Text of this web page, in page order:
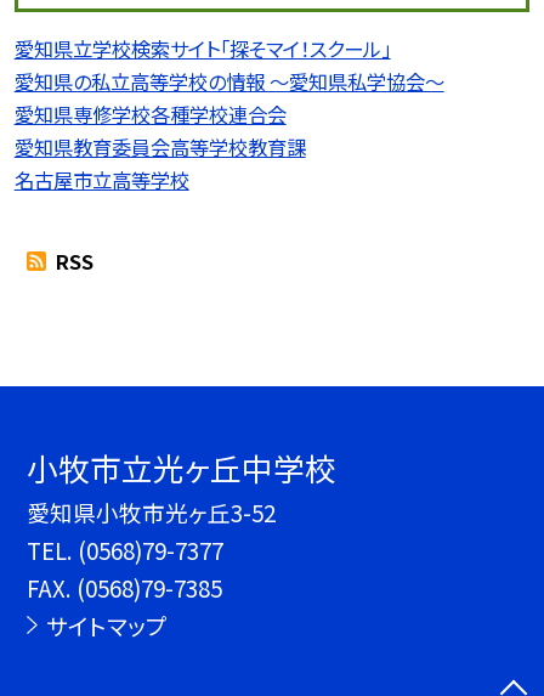
愛知県立学校検索サイト「探そマイ！スクール」
愛知県の私立高等学校の情報 〜愛知県私学協会〜
愛知県専修学校各種学校連合会
愛知県教育委員会高等学校教育課
名古屋市立高等学校
RSS
小牧市立光ヶ丘中学校
愛知県小牧市光ヶ丘3-52
TEL. (0568)79-7377
FAX. (0568)79-7385
サイトマップ